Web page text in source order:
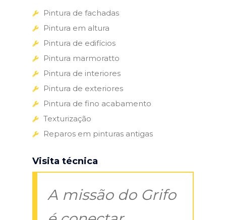
Pintura de fachadas
Pintura em altura
Pintura de edifícios
Pintura marmoratto
Pintura de interiores
Pintura de exteriores
Pintura de fino acabamento
Texturização
Reparos em pinturas antigas
Visita técnica
A missão do Grifo